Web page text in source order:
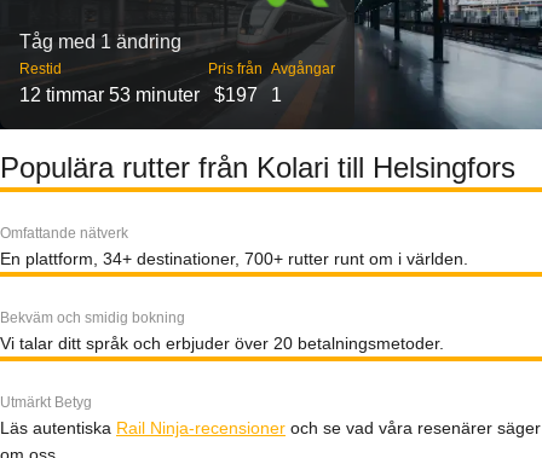
Tåg med 1 ändring
Restid
12 timmar 53 minuter
Pris från
$197
Avgångar
1
Populära rutter från Kolari till Helsingfors
Omfattande nätverk
En plattform, 34+ destinationer, 700+ rutter runt om i världen.
Bekväm och smidig bokning
Vi talar ditt språk och erbjuder över 20 betalningsmetoder.
Utmärkt Betyg
Läs autentiska Rail Ninja-recensioner och se vad våra resenärer säger